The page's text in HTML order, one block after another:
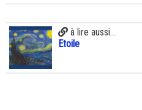
à lire aussi...
Etoile